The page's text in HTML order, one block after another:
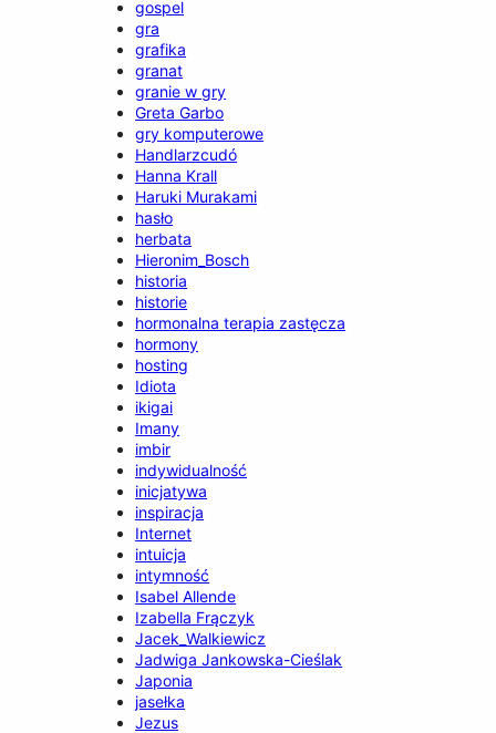
gospel
gra
grafika
granat
granie w gry
Greta Garbo
gry komputerowe
Handlarzcudó
Hanna Krall
Haruki Murakami
hasło
herbata
Hieronim_Bosch
historia
historie
hormonalna terapia zastęcza
hormony
hosting
Idiota
ikigai
Imany
imbir
indywidualność
inicjatywa
inspiracja
Internet
intuicja
intymność
Isabel Allende
Izabella Frączyk
Jacek_Walkiewicz
Jadwiga Jankowska-Cieślak
Japonia
jasełka
Jezus